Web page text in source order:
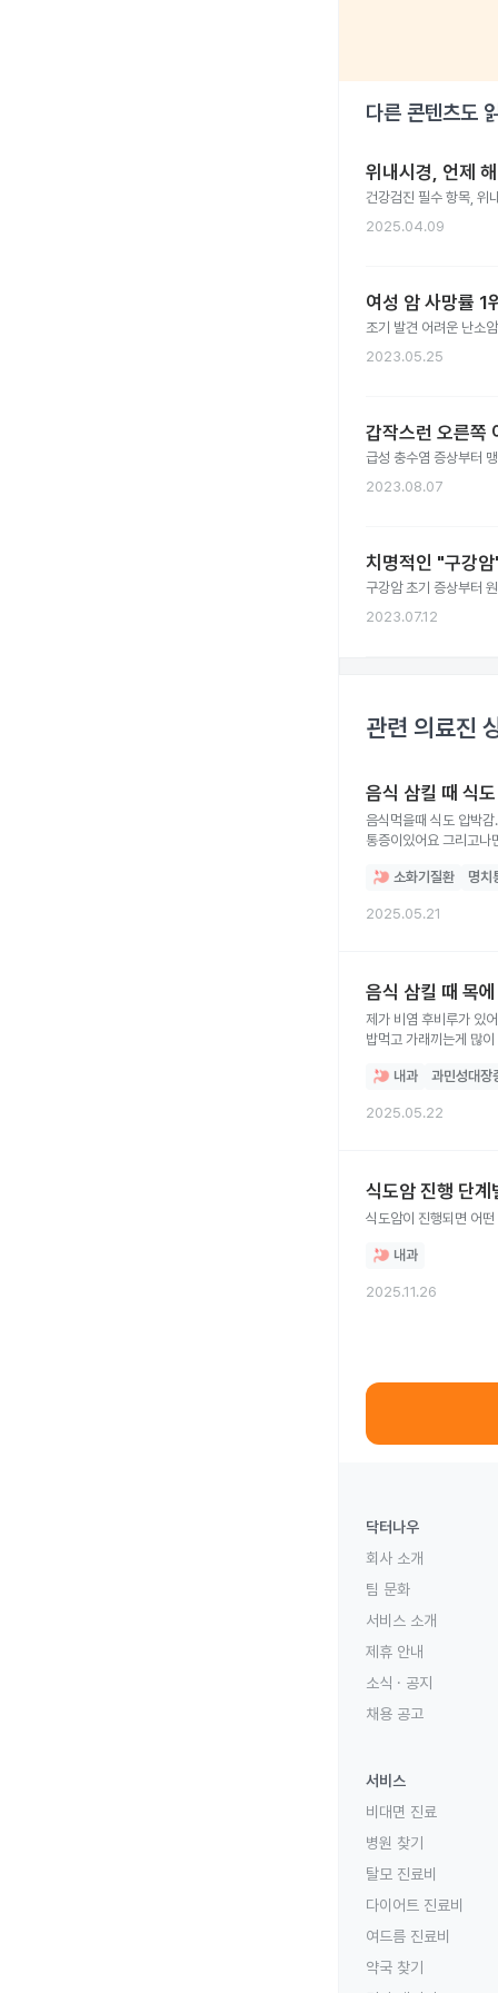
다른 콘텐츠도
위내시경, 언제
건강검진 필수 항목, 위
2025.04.09
여성 암 사망률 1
조기 발견 어려운 난소
2023.05.25
갑작스런 오른쪽
급성 충수염 증상부터
2023.08.07
치명적인 "구강
구강암 초기 증상부터
2023.07.12
관련 의료진
음식 삼킬 때 식
음식먹을때 식도 압박
통증이있어요 그리고
소화기질환 명치
2025.05.21
음식 삼킬 때 목
제가 비염 후비루가 있
밥먹고 가래끼는게 많
식도염이나 식도암일수
내과 과민성대장
2025.05.22
식도암 진행 단
내과
2025.11.26
닥터나우
회사 소개
팀 문화
서비스 소개
제휴 안내
소식 · 공지
채용 공고
서비스
비대면 진료
병원 찾기
탈모 진료비
다이어트 진료비
여드름 진료비
약국 찾기